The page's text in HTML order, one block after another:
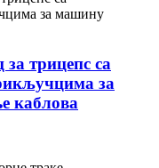
трицепс са
за
каблова